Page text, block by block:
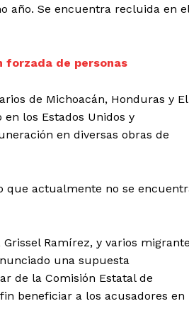
Sinaloa
San Luis Potosí
año. Se encuentra recluida en el
forzada de personas
de Michoacán, Honduras y El
los Estados Unidos y
en diversas obras de
que actualmente no se
Ramírez, y varios
una supuesta
de la Comisión Estatal de
beneficiar a los acusadores en